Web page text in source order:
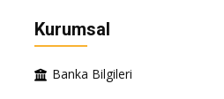
Kurumsal
Banka Bilgileri